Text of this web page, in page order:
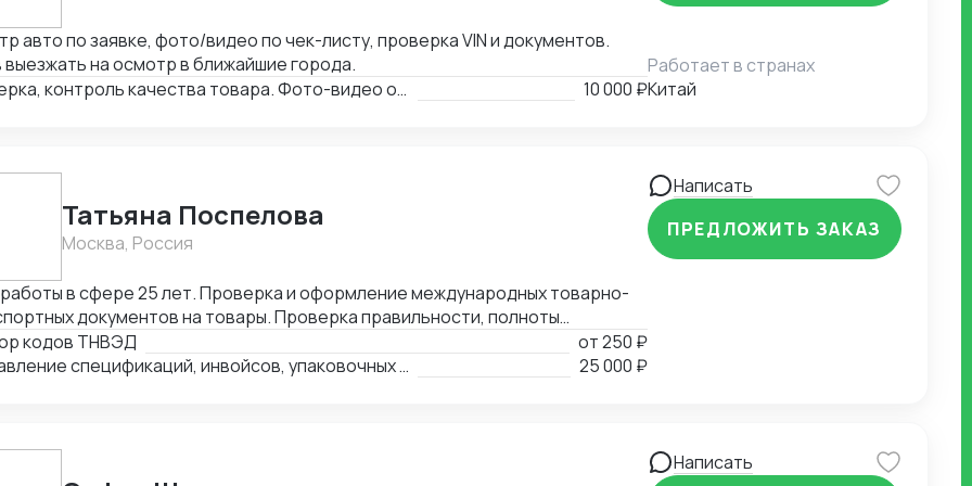
авто по заявке, фото/видео по чек-листу, проверка VIN и документов.
выезжать на осмотр в ближайшие города.
Проверка, контроль качества товара. Фото-видео отчет
10 000 ₽
Работает в странах
Китай
Татьяна Поспелова
Москва, Россия
в сфере 25 лет. Проверка и оформление международных товарно-
документов на товары. Проверка правильности, полноты
и комплектности перевозочных и сопроводительных документов.
кода товара (ТНВЭД). Выбор метода определения таможенной
кодов ТНВЭД от250 ₽
Составление спецификаций, инвойсов, упаковочных листов
25 000 ₽
Написать
ПРЕДЛОЖИТЬ ЗАКАЗ
Написать